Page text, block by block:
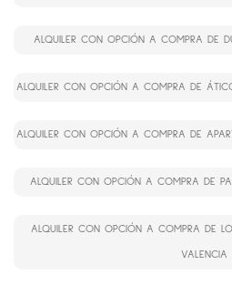
ALQUILER CON OPCIÓN A COMPRA DE
ALQUILER CON OPCIÓN A COMPRA DE
ALQUILER CON OPCIÓN A COMPRA DE
ALQUILER CON OPCIÓN A COMPRA DE
ALQUILER CON OPCIÓN A COMPRA DE
VALENCIA